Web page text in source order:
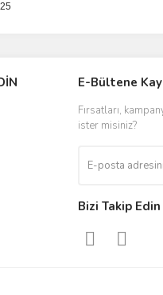
E-Bültene
Fırsatları,
ister misiniz?
Bizi Takip Edin